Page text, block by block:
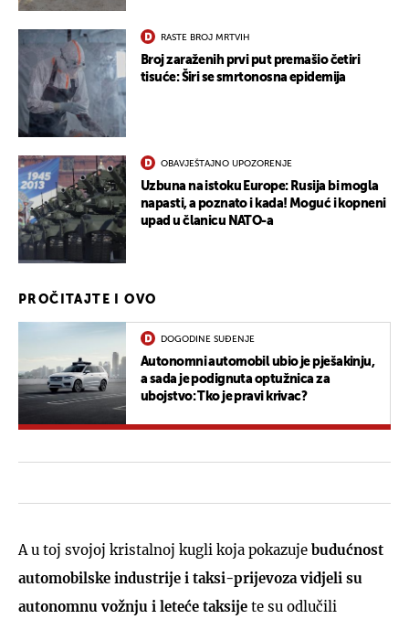
RASTE BROJ MRTVIH
Broj zaraženih prvi put premašio četiri
tisuće: Širi se smrtonosna epidemija
OBAVJEŠTAJNO UPOZORENJE
Uzbuna na istoku Europe: Rusija bi mogla
napasti, a poznato i kada! Moguć i kopneni
upad u članicu NATO-a
PROČITAJTE I OVO
DOGODINE SUĐENJE
Autonomni automobil ubio je pješakinju,
a sada je podignuta optužnica za
ubojstvo: Tko je pravi krivac?
A u toj svojoj kristalnoj kugli koja pokazuje budućnost
automobilske industrije i taksi-prijevoza vidjeli su
autonomnu vožnju i leteće taksije te su odlučili